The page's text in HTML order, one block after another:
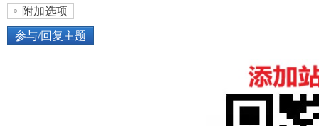
附加选项
参与/回复主题